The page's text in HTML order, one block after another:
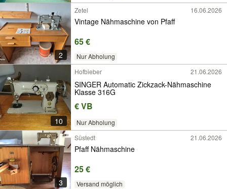
2
Zetel 16.06.2026
Vintage Nähmaschine von Pfaff
65 €
Nur Abholung
10
Hofbieber 21.06.2026
SINGER Automatic Zickzack-Nähmaschine
Klasse 316G
€ VB
Nur Abholung
3
Süstedt 21.06.2026
Pfaff Nähmaschine
25 €
Versand möglich